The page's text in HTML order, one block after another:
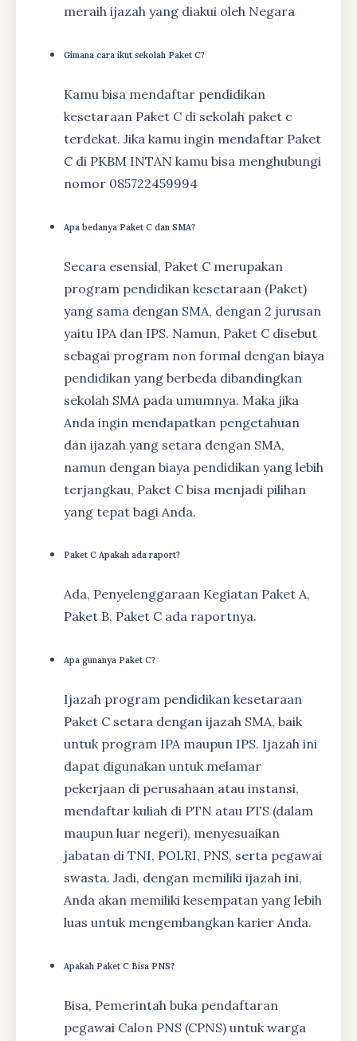
meraih ijazah yang diakui oleh Negara
Gimana cara ikut sekolah Paket C?
Kamu bisa mendaftar pendidikan
kesetaraan Paket C di sekolah paket c
terdekat. Jika kamu ingin mendaftar Paket
C di PKBM INTAN kamu bisa menghubungi
nomor 085722459994
Apa bedanya Paket C dan SMA?
Secara esensial, Paket C merupakan
program pendidikan kesetaraan (Paket)
yang sama dengan SMA, dengan 2 jurusan
yaitu IPA dan IPS. Namun, Paket C disebut
sebagai program non formal dengan biaya
pendidikan yang berbeda dibandingkan
sekolah SMA pada umumnya. Maka jika
Anda ingin mendapatkan pengetahuan
dan ijazah yang setara dengan SMA,
namun dengan biaya pendidikan yang lebih
terjangkau, Paket C bisa menjadi pilihan
yang tepat bagi Anda.
Paket C Apakah ada raport?
Ada, Penyelenggaraan Kegiatan Paket A,
Paket B, Paket C ada raportnya.
Apa gunanya Paket C?
Ijazah program pendidikan kesetaraan
Paket C setara dengan ijazah SMA, baik
untuk program IPA maupun IPS. Ijazah ini
dapat digunakan untuk melamar
pekerjaan di perusahaan atau instansi,
mendaftar kuliah di PTN atau PTS (dalam
maupun luar negeri), menyesuaikan
jabatan di TNI, POLRI, PNS, serta pegawai
swasta. Jadi, dengan memiliki ijazah ini,
Anda akan memiliki kesempatan yang lebih
luas untuk mengembangkan karier Anda.
Apakah Paket C Bisa PNS?
Bisa, Pemerintah buka pendaftaran
pegawai Calon PNS (CPNS) untuk warga